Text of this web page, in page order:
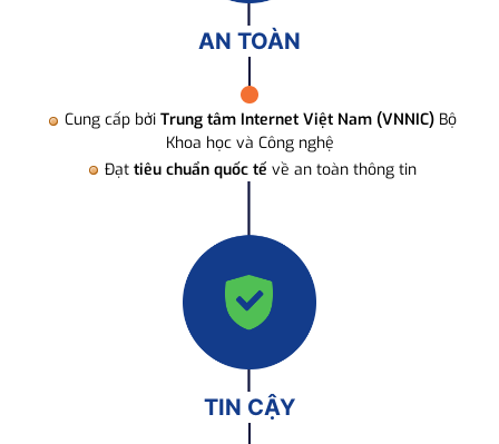
AN TOÀN
Cung cấp bởi Trung tâm Internet Việt Nam (VNNIC) Bộ
Khoa học và Công nghệ
Đạt tiêu chuẩn quốc tế về an toàn thông tin
TIN CẬY